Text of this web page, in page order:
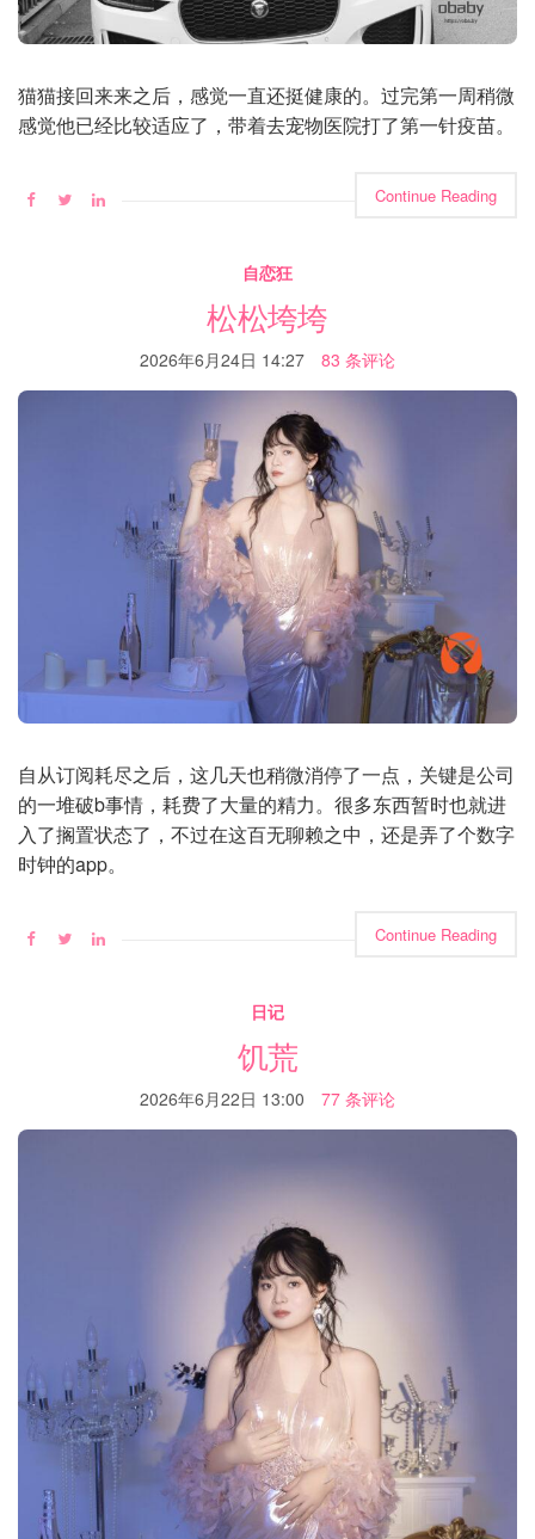
猫猫接回来来之后，感觉一直还挺健康的。过完第一周稍微
感觉他已经比较适应了，带着去宠物医院打了第一针疫苗。
Continue Reading
自恋狂
松松垮垮
2026年6月24日 14:27 83 条评论
自从订阅耗尽之后，这几天也稍微消停了一点，关键是公司
的一堆破b事情，耗费了大量的精力。很多东西暂时也就进
入了搁置状态了，不过在这百无聊赖之中，还是弄了个数字
时钟的app。
Continue Reading
日记
饥荒
2026年6月22日 13:00 77 条评论